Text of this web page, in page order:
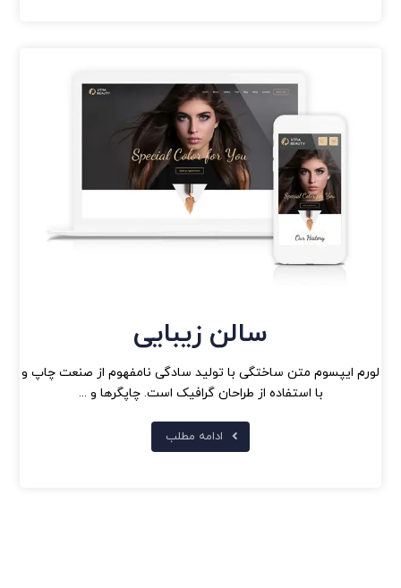
سالن زیبایی
لورم ایپسوم متن ساختگی با تولید سادگی نامفهوم از صنعت چاپ و
با استفاده از طراحان گرافیک است. چاپگرها و ...
ادامه مطلب